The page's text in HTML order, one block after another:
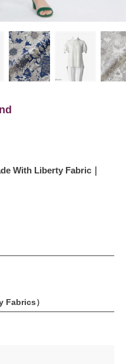
With Liberty Fabric｜
）